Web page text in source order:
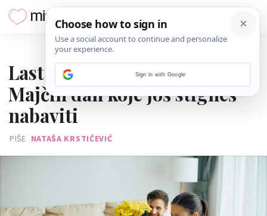
Last minute pokloni za
Majčin dan koje još stigneš
nabaviti
PIŠE NATAŠA KRSTIČEVIĆ
Sign in with Google